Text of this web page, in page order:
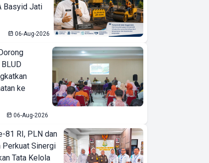
Basyid Jati
06-Aug-2026
ke
06-Aug-2026
81 RI, PLN dan
Perkuat Sinergi
Tata Kelola